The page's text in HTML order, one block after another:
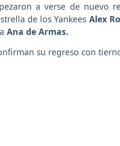
a verse de nuevo
de los Yankees Alex
Ana de Armas.